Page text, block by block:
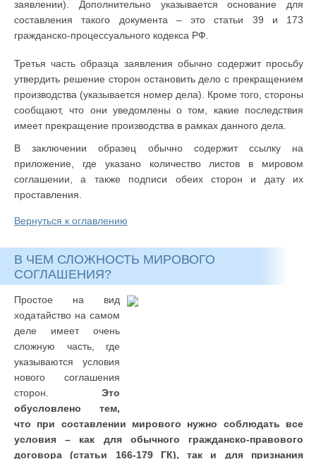
заявлении). Дополнительно указывается основание для
составления такого документа – это статьи 39 и 173
гражданско-процессуального кодекса РФ.
Третья часть образца заявления обычно содержит просьбу
утвердить решение сторон остановить дело с прекращением
производства (указывается номер дела). Кроме того, стороны
сообщают, что они уведомлены о том, какие последствия
имеет прекращение производства в рамках данного дела.
В заключении образец обычно содержит ссылку на
приложение, где указано количество листов в мировом
соглашении, а также подписи обеих сторон и дату их
проставления.
Вернуться к оглавлению
В ЧЕМ СЛОЖНОСТЬ МИРОВОГО
СОГЛАШЕНИЯ?
Простое на вид
ходатайство на самом
деле имеет очень
сложную часть, где
указываются условия
нового соглашения
сторон. Это
обусловлено тем,
что при составлении мирового нужно соблюдать все
условия – как для обычного гражданско-правового
договора (статьи 166-179 ГК), так и для признания